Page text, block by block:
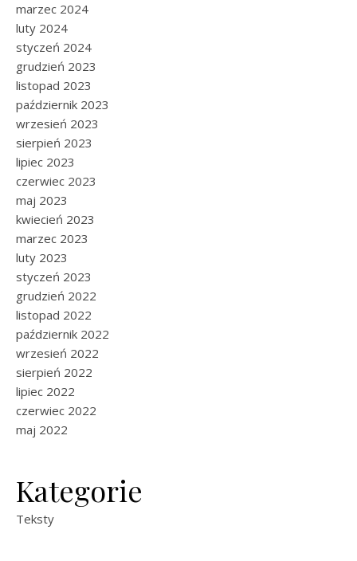
marzec 2024
luty 2024
styczeń 2024
grudzień 2023
listopad 2023
październik 2023
wrzesień 2023
sierpień 2023
lipiec 2023
czerwiec 2023
maj 2023
kwiecień 2023
marzec 2023
luty 2023
styczeń 2023
grudzień 2022
listopad 2022
październik 2022
wrzesień 2022
sierpień 2022
lipiec 2022
czerwiec 2022
maj 2022
Kategorie
Teksty